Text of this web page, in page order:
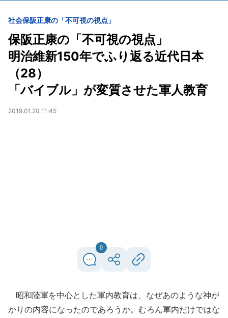
社会保阪正康の「不可視の視点」
保阪正康の「不可視の視点」
明治維新150年でふり返る近代日本
（28）
「バイブル」が変質させた軍人教育
2019.01.20 11:45
0
昭和陸軍を中心とした軍内教育は、なぜあのような神が
かりの内容になったのであろうか。むろん軍内だけではな